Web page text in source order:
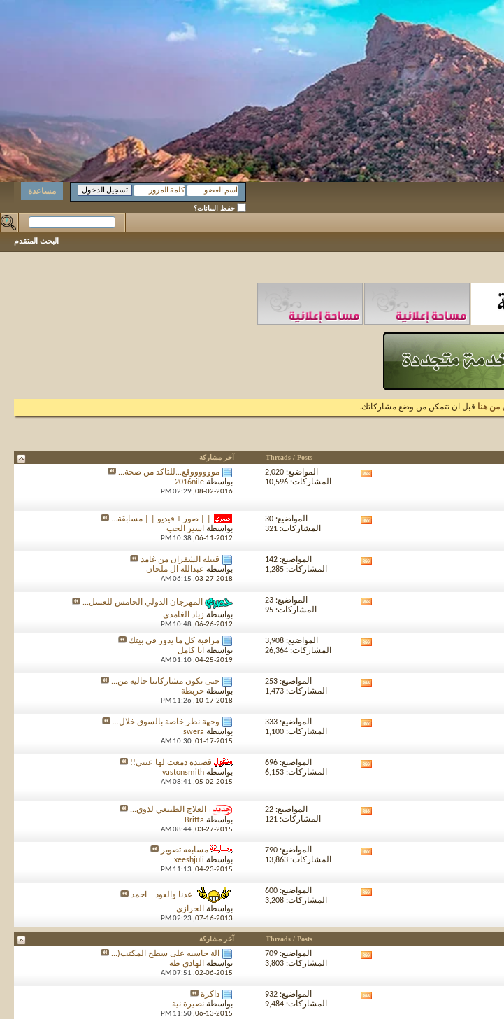
مساعدة
حفظ البيانات؟
البحث المتقدم
من هنا قبل ان تتمكن من وضع مشاركاتك.
Threads / Posts آخر مشاركة
المواضيع: 2,020
المشاركات: 10,596
مووووووقع...للتأكد من صحة...
بواسطة 2016nile
08-02-2016,
02:29 PM
المواضيع: 30
المشاركات: 321
| | صور + فيديو | | مسابقة...
بواسطة اسير الحب
06-11-2012,
10:38 PM
المواضيع: 142
المشاركات: 1,285
قبيلة الشفران من غامد
بواسطة عبدالله ال ملحان
03-27-2018,
06:15 AM
المواضيع: 23
المشاركات: 95
المهرجان الدولي الخامس للعسل...
بواسطة زياد الغامدي
06-26-2012,
10:48 PM
المواضيع: 3,908
المشاركات: 26,364
مراقبة كل ما يدور فى بيتك
بواسطة انا كامل
04-25-2019,
01:10 AM
المواضيع: 253
المشاركات: 1,473
حتى تكون مشاركاتنا خالية من...
بواسطة خربطة
10-17-2018,
11:26 PM
المواضيع: 333
المشاركات: 1,100
وجهة نظر خاصة بالسوق خلال...
بواسطة swera
01-17-2015,
10:30 AM
المواضيع: 696
المشاركات: 6,153
قصيدة دمعت لها عيني!!
بواسطة vastonsmith
05-02-2015,
08:41 AM
المواضيع: 22
المشاركات: 121
العلاج الطبيعي لذوي...
بواسطة Britta
03-27-2015,
08:44 AM
المواضيع: 790
المشاركات: 13,863
مسابقه تصوير
بواسطة xeeshjuli
04-23-2015,
11:13 PM
المنتدى
المواضيع: 600
المشاركات: 3,208
عدنا والعود .. احمد
بواسطة الحرازي
07-16-2013,
02:23 PM
Threads / Posts آخر مشاركة
المواضيع: 709
المشاركات: 3,803
آلة حاسبه على سطح المكتب(...
بواسطة الهادي طه
02-06-2015,
07:51 AM
المواضيع: 932
المشاركات: 9,484
ذاكرة
بواسطة نصيرة نية
06-13-2015,
11:50 PM